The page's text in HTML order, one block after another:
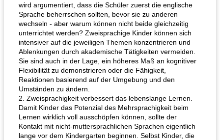
wird argumentiert, dass die Schüler zuerst die englische
Sprache beherrschen sollten, bevor sie zu anderen
wechseln - aber warum können nicht beide gleichzeitig
unterrichtet werden? Zweisprachige Kinder können sich
intensiver auf die jeweiligen Themen konzentrieren und
Ablenkungen durch akademische Tätigkeiten vermeiden.
Sie sind auch in der Lage, ein höheres Maß an kognitiver
Flexibilität zu demonstrieren oder die Fähigkeit,
Reaktionen basierend auf der Umgebung und den
Umständen zu ändern.
2. Zweisprachigkeit verbessert das lebenslange Lernen.
Damit Kinder das Potenzial des Mehrsprachigkeit beim
Lernen wirklich voll ausschöpfen können, sollte der
Kontakt mit nicht-muttersprachlichen Sprachen eigentlich
lange vor dem Kindergarten beginnen. Selbst Kinder, die